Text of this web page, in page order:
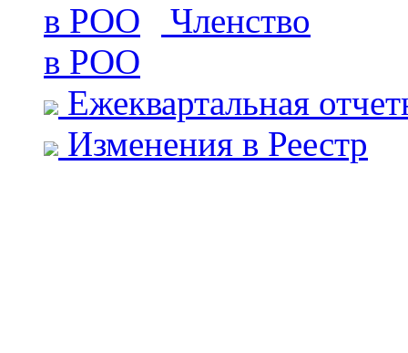
Членство
в РОО
Ежеквартальная
Изменения в Реестр